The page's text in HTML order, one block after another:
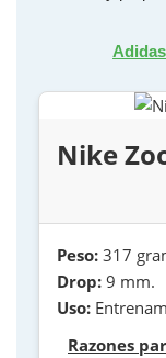
Nike
Peso: 317
Drop: 9 mm.
Uso:
Razones